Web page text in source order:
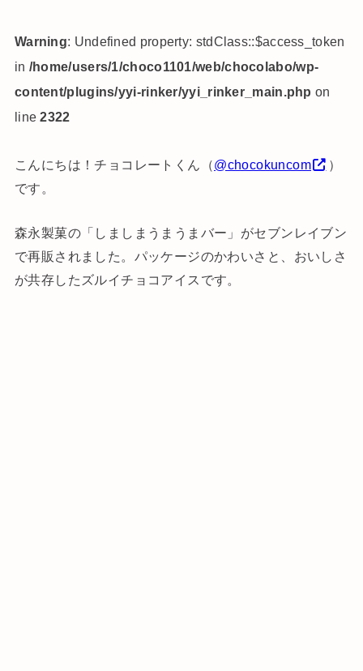
Warning: Undefined property: stdClass::$access_token
in /home/users/1/choco1101/web/chocolabo/wp-
content/plugins/yyi-rinker/yyi_rinker_main.php on
line2322
こんにちは！チョコレートくん（@chocokuncom
）
です。
森永製菓の「しましまうまうまバー」がセブンレイブン
で再販されました。パッケージのかわいさと、おいしさ
が共存したズルイチョコアイスです。